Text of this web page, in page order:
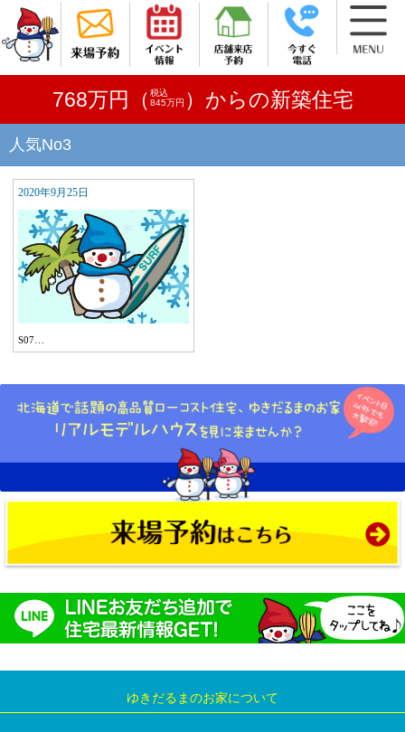
768万円（ 税込
845万円 ）からの新築住宅
人気No3
2020年9月25日
S07…
ゆきだるまのお家について